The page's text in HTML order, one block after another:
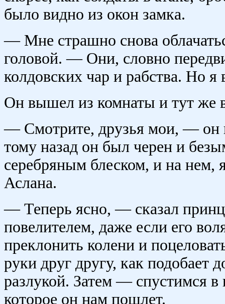
было видно из окон замка.
— Мне страшно снова
головой. — Они, словно
колдовских чар и рабства. Но
Он вышел из комнаты и тут же
— Смотрите, друзья мои, — он
тому назад он был черен и
серебряным блеском, и на нем,
Аслана.
— Теперь ясно, — сказал
повелителем, даже если его
преклонить колени и
руки друг другу, как
разлукой. Затем — спустимся в
которое он нам пошлет.